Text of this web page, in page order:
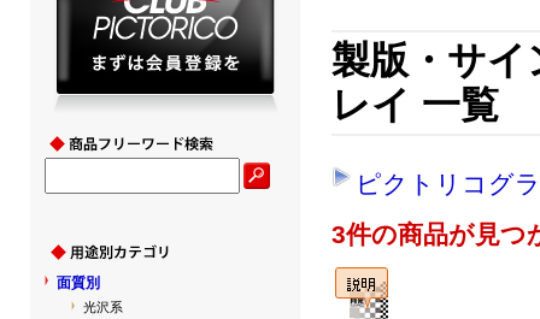
製版・サ
レイ 一覧
ピクトリコグ
3件の商品が見つ
面質別
光沢系